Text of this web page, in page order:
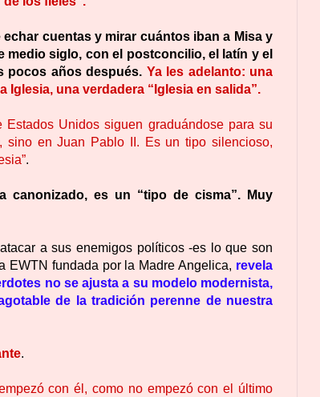
cuentas y mirar cuántos iban a Misa y
siglo, con el postconcilio, el latín y el
pocos años después. Ya les adelanto: una
una verdadera “Iglesia en salida”.
Estados Unidos siguen graduándose para su
sino en Juan Pablo II. Es un tipo silencioso,
.
canonizado, es un “tipo de cisma”. Muy
a sus enemigos políticos -es lo que son
EWTN fundada por la Madre Angelica, revela
no se ajusta a su modelo modernista,
de la tradición perenne de nuestra
.
con él, como no empezó con el último